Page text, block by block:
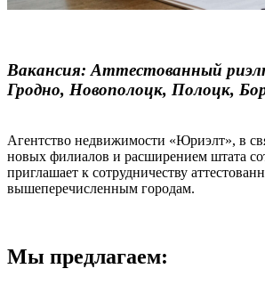
Вакансия: Аттестованный
Гродно, Новополоцк, Полоцк,
Агентство недвижимости «Юриэлт», в
новых филиалов и расширением штата
приглашает к сотрудничеству
вышеперечисленным городам.
Мы предлагаем: